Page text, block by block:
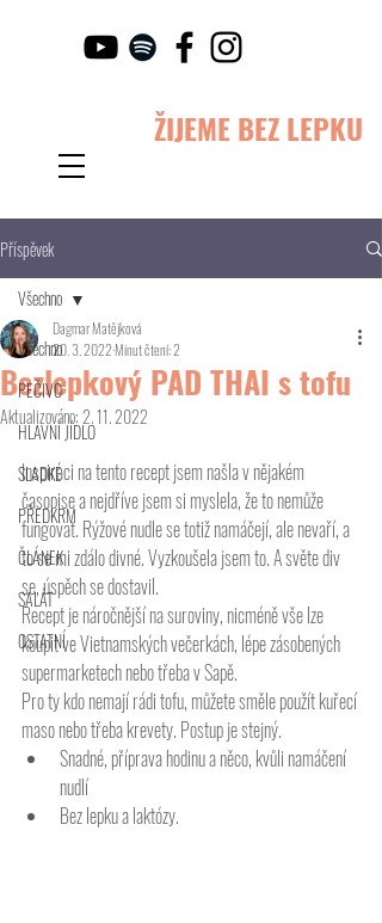
ŽIJEME BEZ LEPKU
Příspěvek
Všechno
PEČIVO
HLAVNÍ JÍDLO
SLADKÉ
PŘEDKRM
ČLÁNEK
SALÁT
OSTATNÍ
Všechno
Bezlepkový PAD THAI s tofu
Dagmar Matějková
20. 3. 2022Minut čtení: 2
Aktualizováno: 2. 11. 2022
Inspiraci na tento recept jsem našla v nějakém
časopise a nejdříve jsem si myslela, že to nemůže
fungovat. Rýžové nudle se totiž namáčejí, ale nevaří, a
to se mi zdálo divné. Vyzkoušela jsem to. A světe div
se, úspěch se dostavil.
Recept je náročnější na suroviny, nicméně vše lze
koupit ve Vietnamských večerkách, lépe zásobených
supermarketech nebo třeba v Sapě.
Pro ty kdo nemají rádi tofu, můžete směle použít kuřecí
maso nebo třeba krevety. Postup je stejný.
Snadné, příprava hodinu a něco, kvůli namáčení
nudlí
Bez lepku a laktózy.